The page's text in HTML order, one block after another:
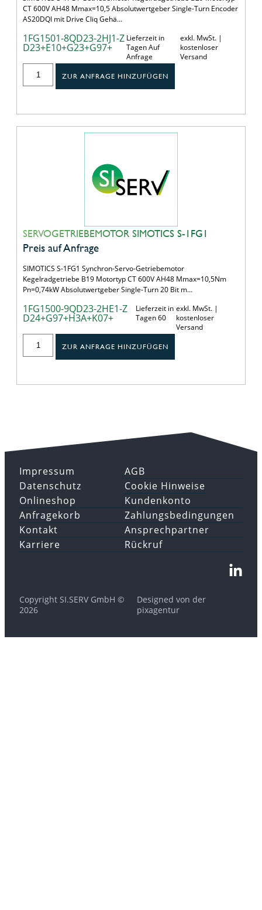
CT 600V AH48 Mmax=10,5 Absolutwertgeber Single-Turn Encoder
AS20DQI mit Drive Cliq Gehä…
1FG1501-8QD23-2HJ1-Z
D23+E10+G23+G97+
Lieferzeit in
Tagen Auf
Anfrage
exkl. MwSt. |
kostenloser
Versand
ZUR ANFRAGE HINZUFÜGEN
SERVOGETRIEBEMOTOR SIMOTICS S-1FG1
Preis auf Anfrage
SIMOTICS S-1FG1 Synchron-Servo-Getriebemotor
Kegelradgetriebe B19 Motortyp CT 600V AH48 Mmax=10,5Nm
Pn=0,74kW Absolutwertgeber Single-Turn 20 Bit m…
1FG1500-9QD23-2HE1-Z
D24+G97+H3A+K07+
Lieferzeit in
Tagen 60
exkl. MwSt. |
kostenloser
Versand
ZUR ANFRAGE HINZUFÜGEN
Impressum
Datenschutz
AGB
Cookie Hinweise
Onlineshop
Anfragekorb
Kundenkonto
Zahlungsbedingungen
Kontakt
Karriere
Ansprechpartner
Rückruf
Copyright SI.SERV GmbH ©
2026
Designed von der
pixagentur